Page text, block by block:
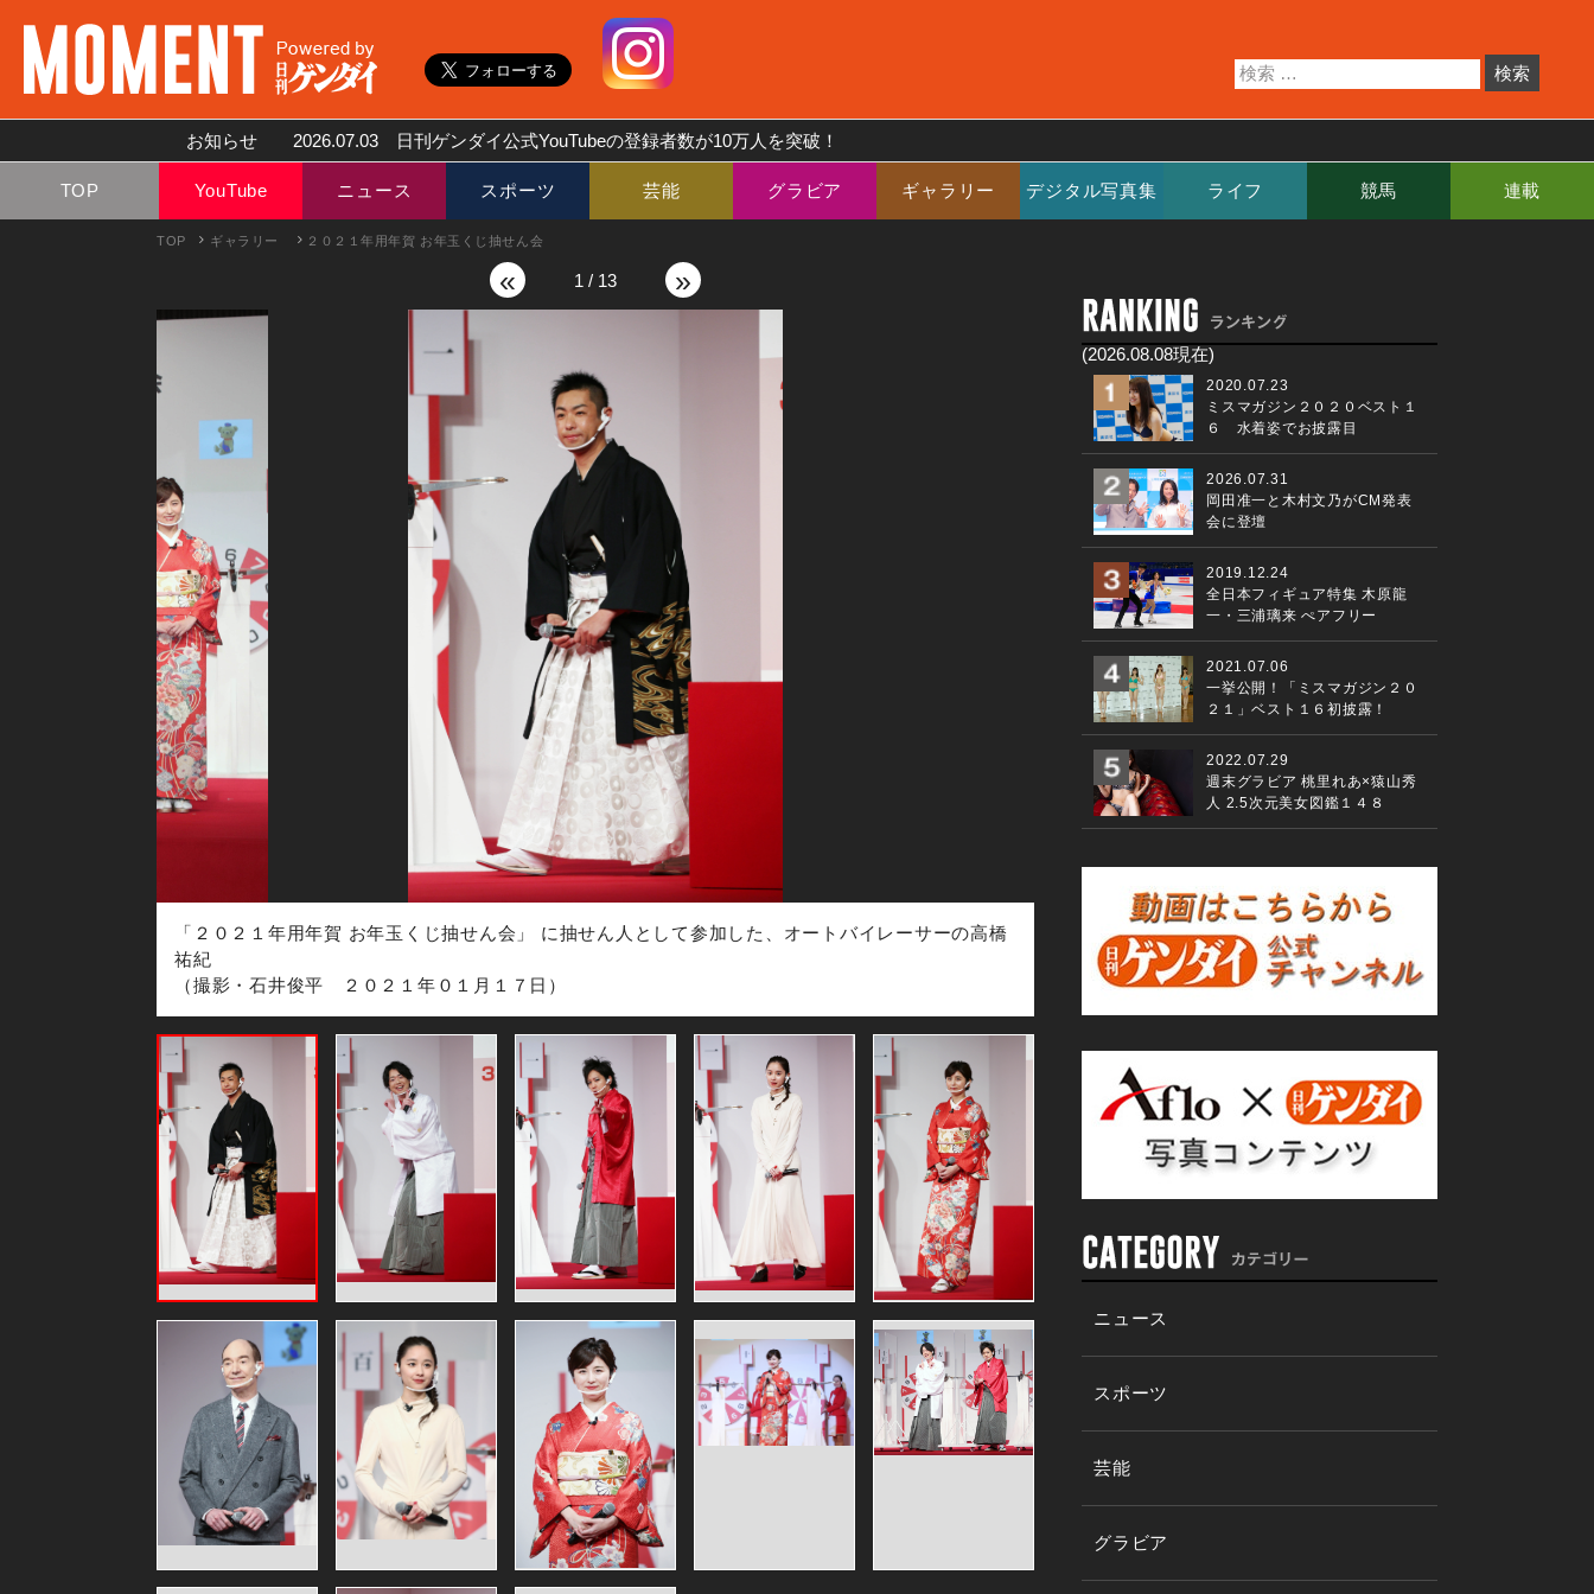
お知らせ 2026.07.03 日刊ゲンダイ公式YouTubeの登録者数が10万人を突破！
TOP YouTube ニュース スポーツ 芸能 グラビア ギャラリー デジタル写真集 ライフ 競馬 連載
TOP ギャラリー ２０２１年用年賀 お年玉くじ抽せん会
«
「２０２１年用年賀 お年玉くじ抽せん会」 に抽せん人として参加した、オートバイレーサーの高橋
祐紀
（撮影・石井俊平 ２０２１年０１月１７日）
「２０２１年用年賀 お年玉くじ抽せん会」 に抽せん人として
（撮影・石井俊平 ２０２１年０１月１７日）
»
1 / 13
(2026.08.08現在)
2020.07.23
ミスマガジン２０２０ベスト１
６ 水着姿でお披露目
2026.07.31
岡田准一と木村文乃がCM発表
会に登壇
2019.12.24
全日本フィギュア特集 木原龍
一・三浦璃来 ぺアフリー
2021.07.06
一挙公開！「ミスマガジン２０
２１」ベスト１６初披露！
2022.07.29
週末グラビア 桃里れあ×猿山秀
人 2.5次元美女図鑑１４８
ニュース
スポーツ
芸能
グラビア